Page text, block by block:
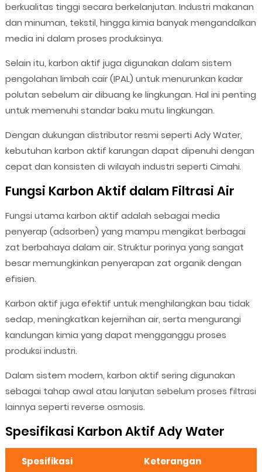
berkualitas tinggi secara berkelanjutan. Industri makanan
dan minuman, tekstil, hingga kimia banyak mengandalkan
media ini dalam proses produksinya.
Selain itu, karbon aktif juga digunakan dalam sistem
pengolahan limbah cair (IPAL) untuk menurunkan kadar
polutan sebelum air dibuang ke lingkungan. Hal ini penting
untuk memenuhi standar baku mutu lingkungan.
Dengan dukungan distributor resmi seperti Ady Water,
kebutuhan karbon aktif karungan dapat dipenuhi dengan
cepat dan konsisten di wilayah industri seperti Cimahi.
Fungsi Karbon Aktif dalam Filtrasi Air
Fungsi utama karbon aktif adalah sebagai media
penyerap (adsorben) yang mampu mengikat berbagai
zat berbahaya dalam air. Struktur porinya yang sangat
besar memungkinkan penyerapan zat organik dengan
efisien.
Karbon aktif juga efektif untuk menghilangkan bau tidak
sedap, meningkatkan kejernihan air, serta mengurangi
kandungan kimia yang dapat mengganggu proses
produksi industri.
Dalam sistem modern, karbon aktif sering digunakan
sebagai tahap awal atau lanjutan sebelum proses filtrasi
lainnya seperti reverse osmosis.
Spesifikasi Karbon Aktif Ady Water
Spesifikasi Keterangan